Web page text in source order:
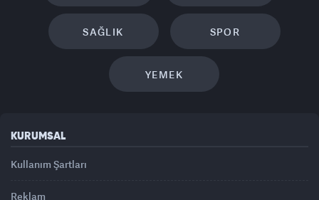
SAĞLIK SPOR
YEMEK
KURUMSAL
Kullanım Şartları
Reklam